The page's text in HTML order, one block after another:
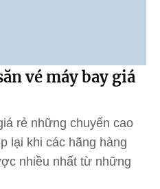
vé máy bay giá
rẻ những chuyến cao
lại khi các hãng hàng
nhiều nhất từ những